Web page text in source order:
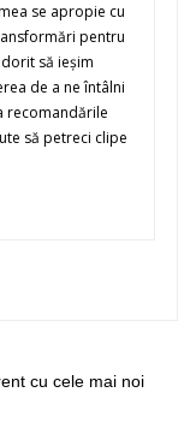
se apropie cu
pentru
să ieşim
de a ne întâlni
recomandările
să petreci clipe
cu cele mai noi